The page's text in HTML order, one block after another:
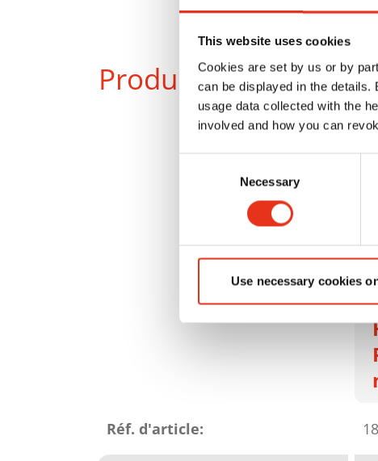
This website uses cookies
Cookies are set by us or by
can be displayed in the
usage data collected with the
involved and how you can
Necessary
Use necessary cookies
Produitsen
du
produit
Réf. d'article: